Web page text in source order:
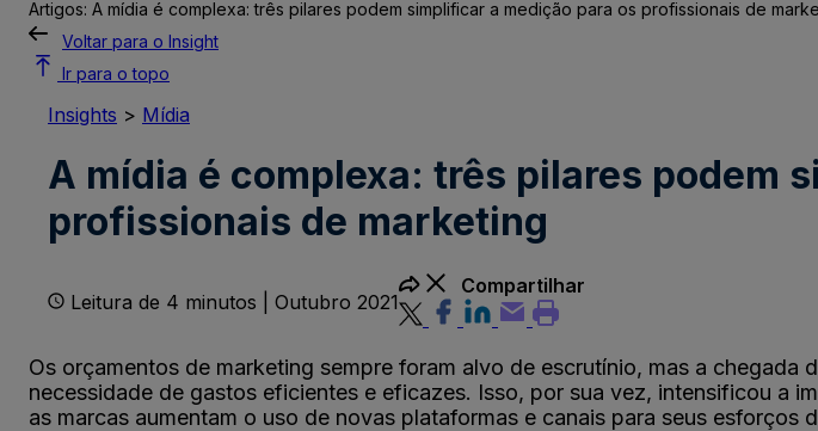
Artigos: A mídia é complexa: três pilares podem simplificar a medição para os profissionais de
Voltar para o Insight
Ir para o topo
Insights > Mídia
A mídia é complexa: três pilares podem
profissionais de marketing
Leitura de 4 minutos | Outubro 2021
Compartilhar
Os orçamentos de marketing sempre foram alvo de escrutínio, mas a
necessidade de gastos eficientes e eficazes. Isso, por sua vez, intensificou a
as marcas aumentam o uso de novas plataformas e canais para seus esforços